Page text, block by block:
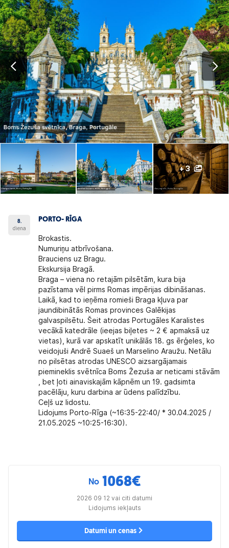
+ 3
8.
diena
PORTO- RĪGA
Brokastis.
Numuriņu atbrīvošana.
Brauciens uz Bragu.
Ekskursija Bragā.
Braga – viena no retajām pilsētām, kura bija
pazīstama vēl pirms Romas impērijas dibināšanas.
Laikā, kad to ieņēma romieši Braga kļuva par
jaundibinātās Romas provinces Galēkijas
galvaspilsētu. Šeit atrodas Portugāles Karalistes
vecākā katedrāle (ieejas biļetes ~ 2 € apmaksā uz
vietas), kurā var apskatīt unikālās 18. gs ērģeles, ko
veidojuši Andrē Suaeš un Marselino Araužu. Netālu
no pilsētas atrodas UNESCO aizsargājamais
piemineklis svētnīca Boms Žezuša ar neticami stāvām
, bet ļoti ainaviskajām kāpnēm un 19. gadsimta
pacēlāju, kuru darbina ar ūdens palīdzību.
Ceļš uz lidostu.
Lidojums Porto-Rīga (~16:35-22:40/ * 30.04.2025 /
21.05.2025 ~10:25-16:30).
No 1068€
2026 09 12 vai citi datumi
Lidojums iekļauts
Datumi un cenas